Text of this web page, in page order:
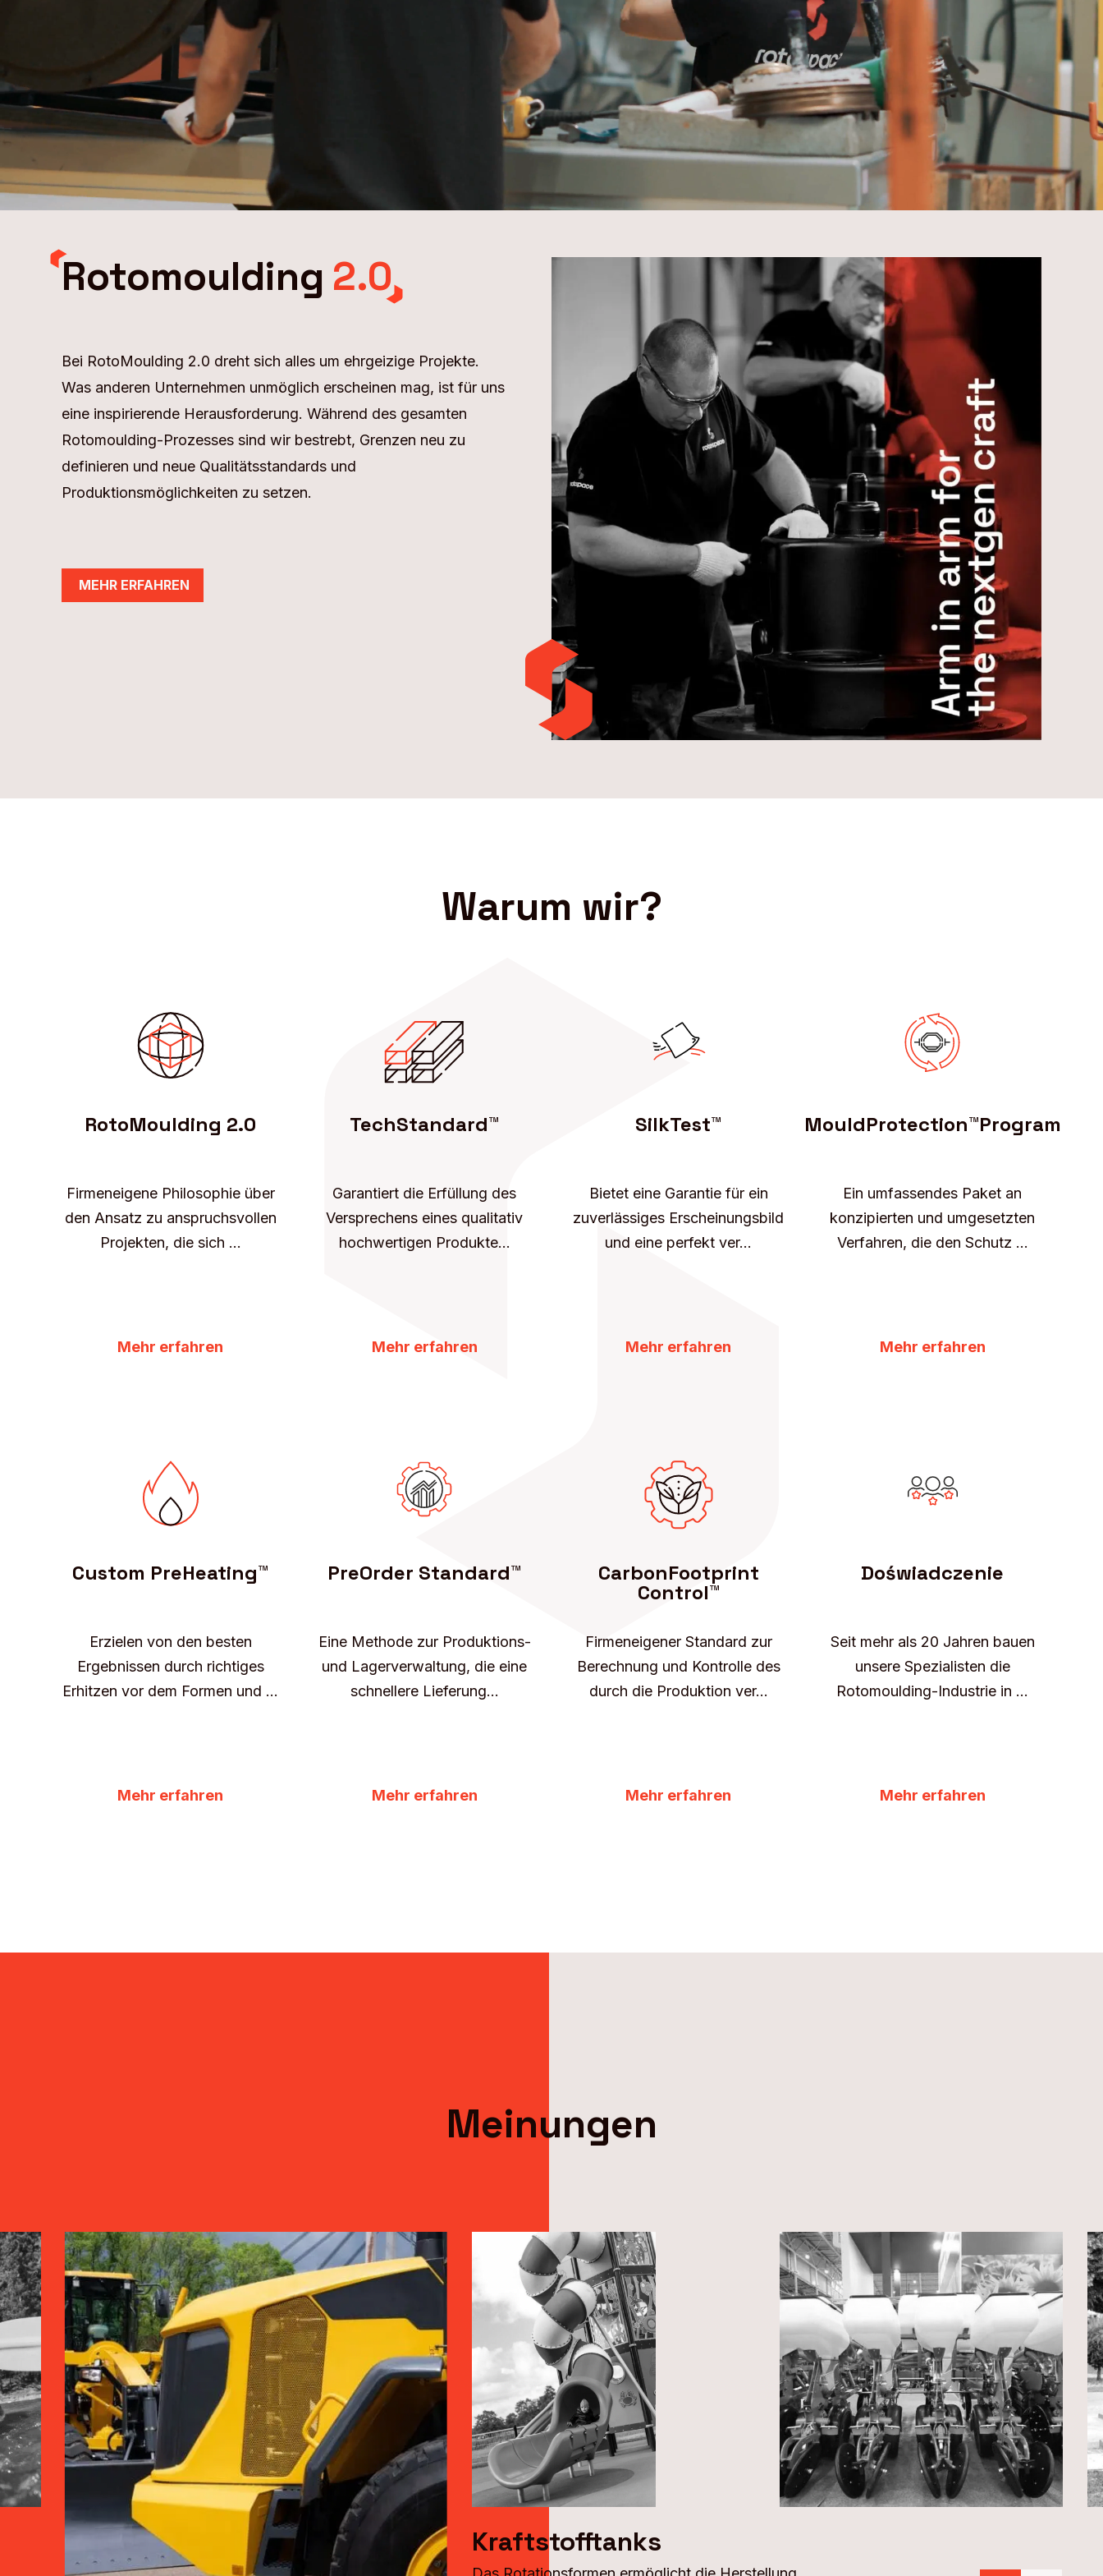
Rotomoulding 2.0
Bei RotoMoulding 2.0 dreht sich alles um ehrgeizige Projekte.
Was anderen Unternehmen unmöglich erscheinen mag, ist für uns
eine inspirierende Herausforderung. Während des gesamten
Rotomoulding-Prozesses sind wir bestrebt, Grenzen neu zu
definieren und neue Qualitätsstandards und
Produktionsmöglichkeiten zu setzen.
MEHR ERFAHREN
Warum wir?
RotoMoulding 2.0
Firmeneigene Philosophie über
den Ansatz zu anspruchsvollen
Projekten, die sich ...
Mehr erfahren
TechStandard™
Garantiert die Erfüllung des
Versprechens eines qualitativ
hochwertigen Produkte...
Mehr erfahren
SilkTest™
Bietet eine Garantie für ein
zuverlässiges Erscheinungsbild
und eine perfekt ver...
Mehr erfahren
MouldProtection™Program
Ein umfassendes Paket an
konzipierten und umgesetzten
Verfahren, die den Schutz ...
Mehr erfahren
Custom PreHeating™
Erzielen von den besten
Ergebnissen durch richtiges
Erhitzen vor dem Formen und ...
Mehr erfahren
PreOrder Standard™
Eine Methode zur Produktions-
und Lagerverwaltung, die eine
schnellere Lieferung...
Mehr erfahren
CarbonFootprint
Control™
Firmeneigener Standard zur
Berechnung und Kontrolle des
durch die Produktion ver...
Mehr erfahren
Doświadczenie
Seit mehr als 20 Jahren bauen
unsere Spezialisten die
Rotomoulding-Industrie in ...
Mehr erfahren
Meinungen
Kraftstofftanks